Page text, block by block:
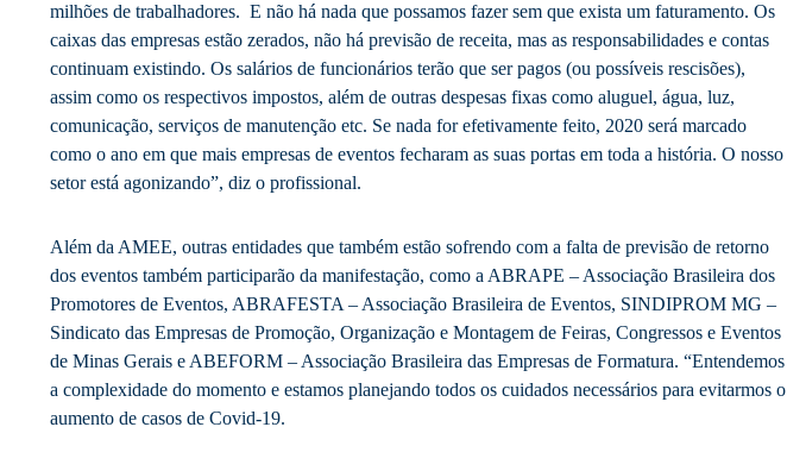
milhões de trabalhadores. E não há nada que possamos fazer sem que exista um faturamento. Os
caixas das empresas estão zerados, não há previsão de receita, mas as responsabilidades e contas
continuam existindo. Os salários de funcionários terão que ser pagos (ou possíveis rescisões),
assim como os respectivos impostos, além de outras despesas fixas como aluguel, água, luz,
comunicação, serviços de manutenção etc. Se nada for efetivamente feito, 2020 será marcado
como o ano em que mais empresas de eventos fecharam as suas portas em toda a história. O nosso
setor está agonizando”, diz o profissional.
Além da AMEE, outras entidades que também estão sofrendo com a falta de previsão de retorno
dos eventos também participarão da manifestação, como a ABRAPE – Associação Brasileira dos
Promotores de Eventos, ABRAFESTA – Associação Brasileira de Eventos, SINDIPROM MG –
Sindicato das Empresas de Promoção, Organização e Montagem de Feiras, Congressos e Eventos
de Minas Gerais e ABEFORM – Associação Brasileira das Empresas de Formatura. “Entendemos
a complexidade do momento e estamos planejando todos os cuidados necessários para evitarmos o
aumento de casos de Covid-19.